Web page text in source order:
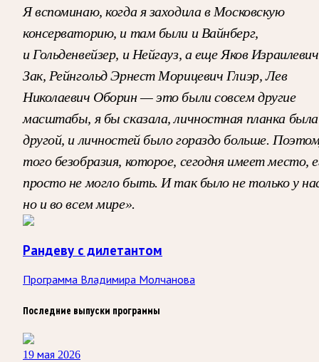
Я вспоминаю, когда я заходила в Московскую
консерваторию, и там были и Вайнберг,
и Гольденвейзер, и Нейгауз, а еще Яков Израилевич
Зак, Рейнгольд Эрнест Морицевич Глиэр, Лев
Николаевич Оборин — это были совсем другие
масштабы, я бы сказала, личностная планка была
другой, и личностей было гораздо больше.
того безобразия, которое, сегодня имеет место,
просто не могло быть. И так было не только у
но и во всем мире».
Рандеву с дилетантом
Программа Владимира Молчанова
Последние выпуски программы
19 мая 2026